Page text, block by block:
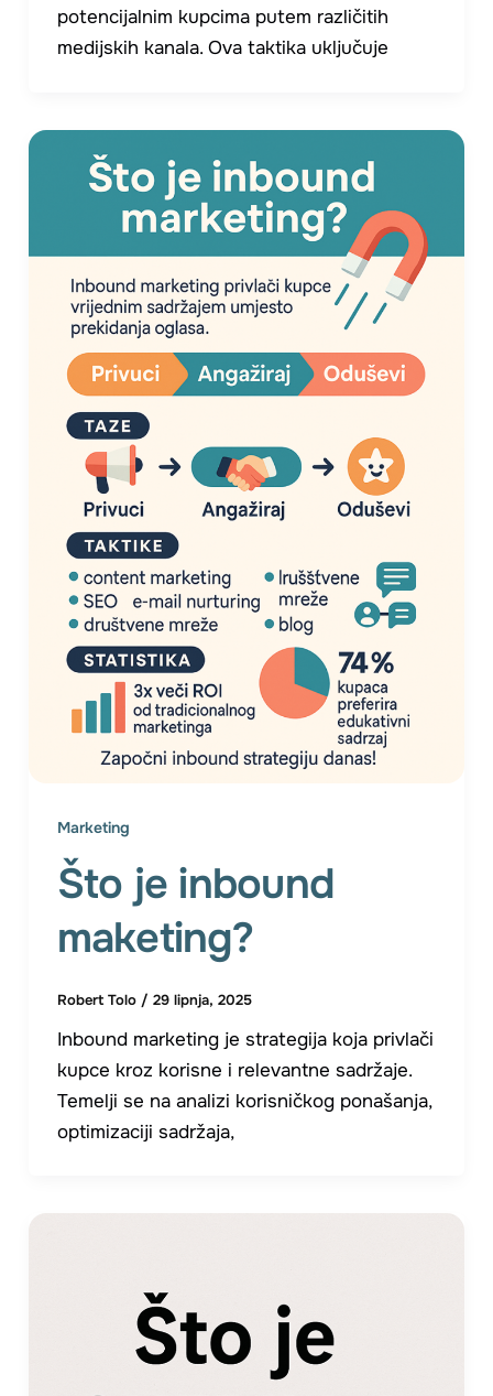
potencijalnim kupcima putem različitih
medijskih kanala. Ova taktika uključuje
Marketing
Što je inbound
maketing?
Robert Tolo / 29 lipnja, 2025
Inbound marketing je strategija koja privlači
kupce kroz korisne i relevantne sadržaje.
Temelji se na analizi korisničkog ponašanja,
optimizaciji sadržaja,